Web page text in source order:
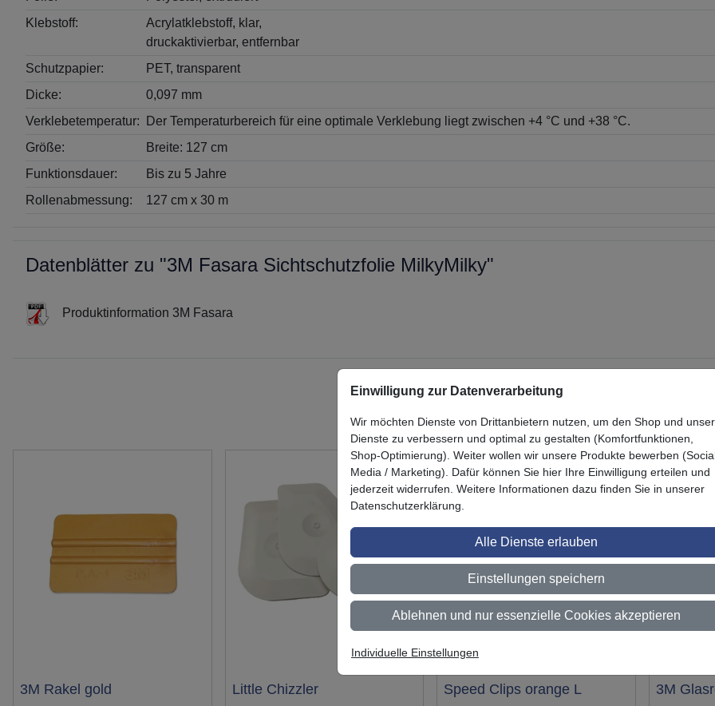
Klebstoff:
Acrylatklebstoff, klar,
druckaktivierbar, entfernbar
Schutzpapier:
PET, transparent
Dicke:
0,097 mm
Verklebetemperatur:
Der Temperaturbereich für eine optimale Verklebung liegt zwischen +4 °C und +38 °C.
Größe:
Breite: 127 cm
Funktionsdauer:
Bis zu 5 Jahre
Rollenabmessung:
127 cm x 30 m
Datenblätter zu "3M Fasara Sichtschutzfolie MilkyMilky"
Produktinformation 3M Fasara
Das könnte Sie auch interessieren
Test
3M Rakel gold Test
Little Chizzler Test
Speed Clips orange L Test
3M
Einwilligung zur Datenverarbeitung
Wir möchten Dienste von Drittanbietern nutzen, um den Shop und
Dienste zu verbessern und optimal zu gestalten (Komfortfunktionen,
Shop-Optimierung). Weiter wollen wir unsere Produkte bewerben
Media / Marketing). Dafür können Sie hier Ihre Einwilligung erteilen und
jederzeit widerrufen. Weitere Informationen dazu finden Sie in unserer
Datenschutzerklärung.
Alle Dienste erlauben
Einstellungen speichern
Ablehnen und nur essenzielle Cookies akzeptieren
Individuelle Einstellungen